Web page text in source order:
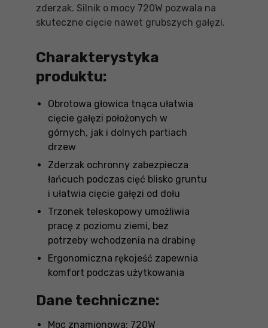
zderzak. Silnik o mocy 720W pozwala na
skuteczne cięcie nawet grubszych gałęzi.
Charakterystyka
produktu:
Obrotowa głowica tnąca ułatwia
cięcie gałęzi położonych w
górnych, jak i dolnych partiach
drzew
Zderzak ochronny zabezpiecza
łańcuch podczas cięć blisko gruntu
i ułatwia cięcie gałęzi od dołu
Trzonek teleskopowy umożliwia
pracę z poziomu ziemi, bez
potrzeby wchodzenia na drabinę
Ergonomiczna rękojeść zapewnia
komfort podczas użytkowania
Dane techniczne:
Moc znamionowa: 720W